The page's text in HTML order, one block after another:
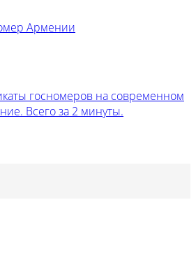
госномеров на современном
Всего за 2 минуты.